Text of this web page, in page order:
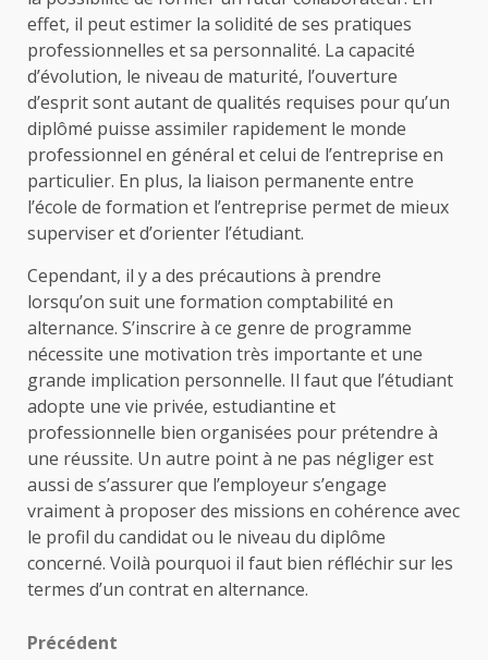
effet, il peut estimer la solidité de ses pratiques
professionnelles et sa personnalité. La capacité
d’évolution, le niveau de maturité, l’ouverture
d’esprit sont autant de qualités requises pour qu’un
diplômé puisse assimiler rapidement le monde
professionnel en général et celui de l’entreprise en
particulier. En plus, la liaison permanente entre
l’école de formation et l’entreprise permet de mieux
superviser et d’orienter l’étudiant.
Cependant, il y a des précautions à prendre
lorsqu’on suit une formation comptabilité en
alternance. S’inscrire à ce genre de programme
nécessite une motivation très importante et une
grande implication personnelle. Il faut que l’étudiant
adopte une vie privée, estudiantine et
professionnelle bien organisées pour prétendre à
une réussite. Un autre point à ne pas négliger est
aussi de s’assurer que l’employeur s’engage
vraiment à proposer des missions en cohérence avec
le profil du candidat ou le niveau du diplôme
concerné. Voilà pourquoi il faut bien réfléchir sur les
termes d’un contrat en alternance.
Navigation
Précédent